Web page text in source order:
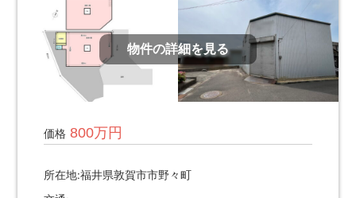
物件の詳細を見る
価格800万円
所在地:福井県敦賀市市野々町